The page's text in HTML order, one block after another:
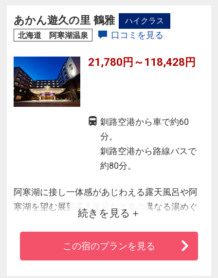
◆札幌中心部から無料送迎バス（完全事前予約
制）も毎日運行しているので、アクセスの心配
あかん遊久の里 鶴雅
ハイクラス
北海道 阿寒湖温泉
口コミを見る
21,780円～118,428円
釧路空港から車で約60
分。
釧路空港から路線バスで
約80分。
阿寒湖に接し一体感があじわえる露天風呂や阿
寒湖を望む展望露天風呂など趣の異なる湯めぐ
り・湯づくしをお楽しみください。
長旅の疲れを癒す温泉と山海の美味、日本の旅
館文化を継承するおもてなしを、心ゆくまでご
続きを見る
この宿のプランを見る